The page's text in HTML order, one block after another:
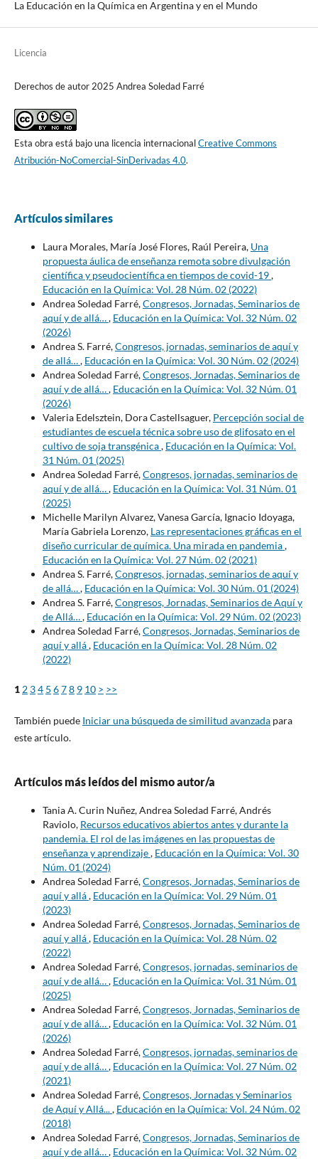
La Educación en la Química en Argentina y en el Mundo
Licencia
Derechos de autor 2025 Andrea Soledad Farré
Esta obra está bajo una licencia internacionalCreative Commons
Atribución-NoComercial-SinDerivadas 4.0.
Artículos similares
Laura Morales, María José Flores, Raúl Pereira, Una
propuesta áulica de enseñanza remota sobre divulgación
científica y pseudocientífica en tiempos de covid-19,
Educación en la Química: Vol. 28 Núm. 02 (2022)
Andrea Soledad Farré,Congresos, Jornadas, Seminarios de
aquí y de allá…, Educación en la Química: Vol. 32 Núm. 02
(2026)
Andrea S. Farré,Congresos, jornadas, seminarios de aquí y
de allá…, Educación en la Química: Vol. 30 Núm. 02 (2024)
Andrea Soledad Farré,Congresos, Jornadas, Seminarios de
aquí y de allá…, Educación en la Química: Vol. 32 Núm. 01
(2026)
Valeria Edelsztein, Dora Castellsaguer, Percepción social de
estudiantes de escuela técnica sobre uso de glifosato en el
cultivo de soja transgénica, Educación en la Química: Vol.
31 Núm. 01 (2025)
Andrea Soledad Farré,Congresos, jornadas, seminarios de
aquí y de allá…, Educación en la Química: Vol. 31 Núm. 01
(2025)
Michelle Marilyn Alvarez, Vanesa García, Ignacio Idoyaga,
María Gabriela Lorenzo, Las representaciones gráficas en el
diseño curricular de química. Una mirada en pandemia,
Educación en la Química: Vol. 27 Núm. 02 (2021)
Andrea S. Farré,Congresos, jornadas, seminarios de aquí y
de allá…, Educación en la Química: Vol. 30 Núm. 01 (2024)
Andrea S. Farré,Congresos, Jornadas, Seminarios de Aquí y
de Allá…, Educación en la Química: Vol. 29 Núm. 02 (2023)
Andrea Soledad Farré,Congresos, Jornadas, Seminarios de
aquí y allá, Educación en la Química: Vol. 28 Núm. 02
(2022)
1 2 34 5 678 9 10 > >>
También puede Iniciar una búsqueda de similitud avanzadapara
este artículo.
Artículos más leídos del mismo autor/a
Tania A. Curin Nuñez, Andrea Soledad Farré, Andrés
Raviolo, Recursos educativos abiertos antes y durante la
pandemia. El rol de las imágenes en las propuestas de
enseñanza y aprendizaje, Educación en la Química: Vol. 30
Núm. 01 (2024)
Andrea Soledad Farré,Congresos, Jornadas, Seminarios de
aquí y allá, Educación en la Química: Vol. 29 Núm. 01
(2023)
Andrea Soledad Farré,Congresos, Jornadas, Seminarios de
aquí y allá, Educación en la Química: Vol. 28 Núm. 02
(2022)
Andrea Soledad Farré,Congresos, jornadas, seminarios de
aquí y de allá…, Educación en la Química: Vol. 31 Núm. 01
(2025)
Andrea Soledad Farré,Congresos, Jornadas, Seminarios de
aquí y de allá…, Educación en la Química: Vol. 32 Núm. 01
(2026)
Andrea Soledad Farré,Congresos, jornadas, seminarios de
aquí y de allá…, Educación en la Química: Vol. 27 Núm. 02
(2021)
Andrea Soledad Farré,Congresos, Jornadas y Seminarios
de Aquí y Allá..., Educación en la Química: Vol. 24 Núm. 02
(2018)
Andrea Soledad Farré,Congresos, Jornadas, Seminarios de
aquí y de allá…, Educación en la Química: Vol. 32 Núm. 02